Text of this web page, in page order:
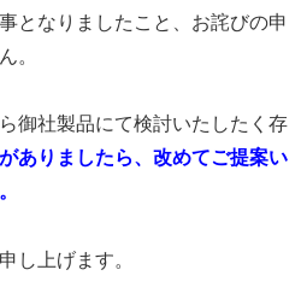
となりましたこと、お詫びの申
。
御社製品にて検討いたしたく存
ありましたら、改めてご提案い
し上げます。